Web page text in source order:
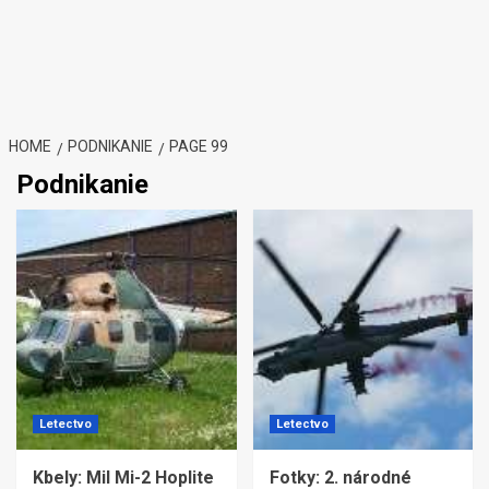
HOME PODNIKANIE PAGE 99
Podnikanie
Letectvo
Kbely: Mil Mi-2 Hoplite
Letectvo
Fotky: 2. národné